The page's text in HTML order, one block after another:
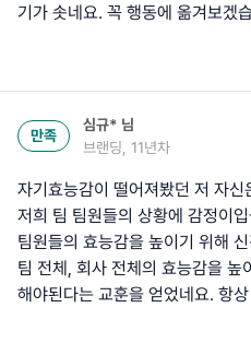
기가 솟네요. 꼭 행동에 옮겨보겠
만족
심규* 님
브랜딩, 11년차
자기효능감이 떨어져봤던 저 자
저희 팀 팀원들의 상황에 감정이
팀원들의 효능감을 높이기 위해
팀 전체, 회사 전체의 효능감을 높
해야된다는 교훈을 얻었네요. 항